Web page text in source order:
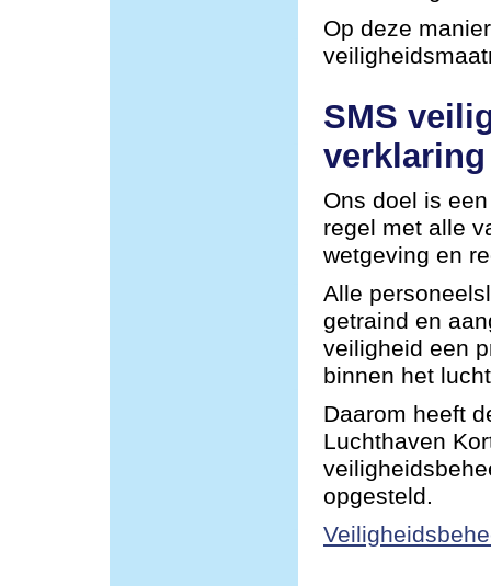
Op deze
SMS
verklaring
Ons doel is
regel met alle
wetgeving en
Alle
getraind en
veiligheid een
binnen het
Daarom heeft
Luchthaven
opgesteld.